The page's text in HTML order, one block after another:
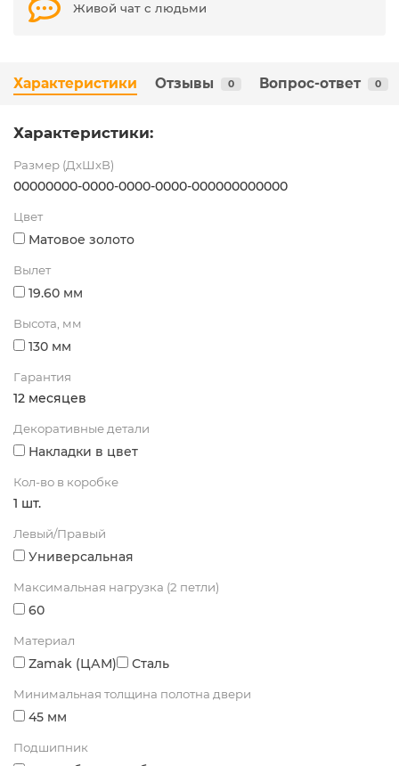
Живой чат с людьми
Характеристики Отзывы 0 Вопрос-ответ 0
Характеристики:
Размер (ДхШхВ)
00000000-0000-0000-0000-000000000000
Цвет
Матовое золото
Вылет
19.60 мм
Высота, мм
130 мм
Гарантия
12 месяцев
Декоративные детали
Накладки в цвет
Кол-во в коробке
1 шт.
Левый/Правый
Универсальная
Максимальная нагрузка (2 петли)
60
Материал
Zamak (ЦАМ) Сталь
Минимальная толщина полотна двери
45 мм
Подшипник